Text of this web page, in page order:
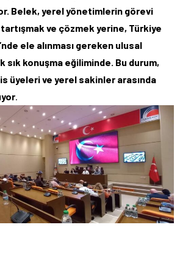
Belek, yerel yönetimlerin görevi
ve çözmek yerine, Türkiye
ele alınması gereken ulusal
sık konuşma eğiliminde. Bu durum,
üyeleri ve yerel sakinler arasında